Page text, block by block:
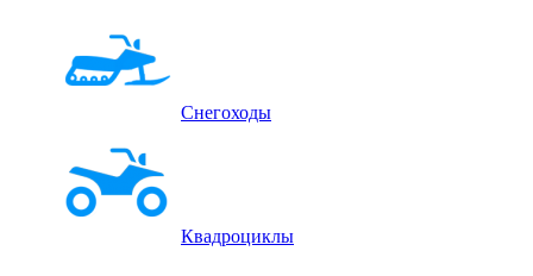
Снегоходы
Квадроциклы